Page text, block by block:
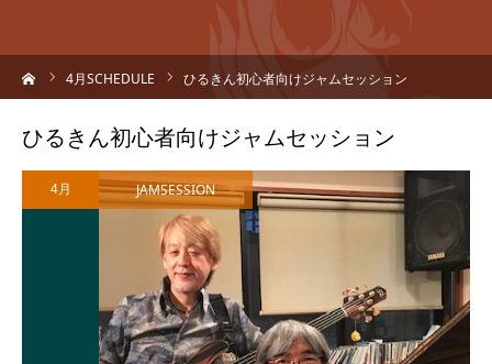
4月SCHEDULE ひるきん初心者向けジャムセッション
ひるきん初心者向けジャムセッション
4月 JAMSESSION